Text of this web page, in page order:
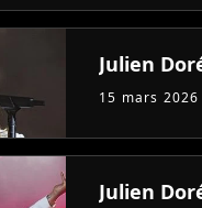
Julien
15 mars 2026
Julien